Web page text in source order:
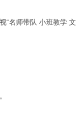
名师带队 小班教学 文